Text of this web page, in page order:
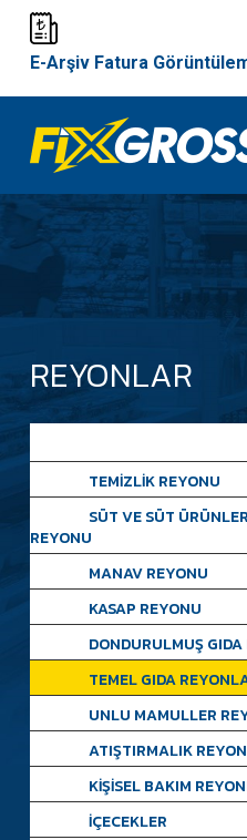
E-Arşiv Fatura
REYONLAR
TEMİZLİK REYONU
SÜT VE SÜT
REYONU
MANAV REYONU
KASAP REYONU
DONDURULMUŞ GIDA
TEMEL GIDA
UNLU MAMULLER
ATIŞTIRMALIK
KİŞİSEL BAKIM
İÇECEKLER